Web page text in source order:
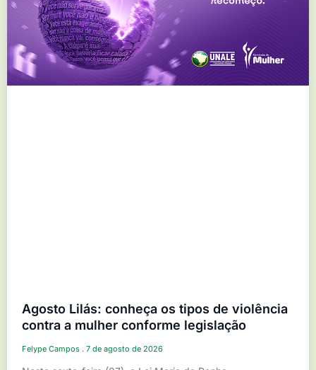
Agosto Lilás: conheça os tipos de violência
contra a mulher conforme legislação
Felype Campos 7 de agosto de 2026